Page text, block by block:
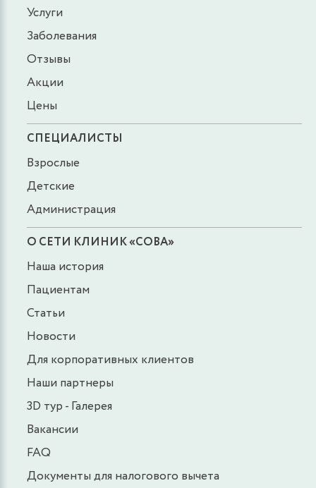
Услуги
Заболевания
Отзывы
Акции
Цены
СПЕЦИАЛИСТЫ
Взрослые
Детские
Администрация
О СЕТИ КЛИНИК «СОВА»
Наша история
Пациентам
Статьи
Новости
Для корпоративных клиентов
Наши партнеры
3D тур - Галерея
Вакансии
FAQ
Документы для налогового вычета